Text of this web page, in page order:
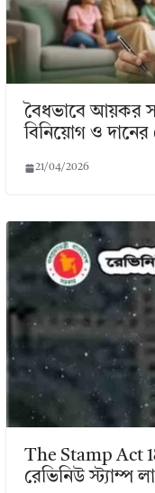
বৈধভাবে আয়কর
বিনিয়োগ ও দানের
21/04/2026
The Stamp Act
রেভিনিউ স্ট্যাম্প